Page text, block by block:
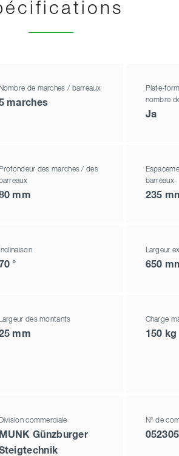
Nombre de marches / barreaux
marches
Plate-
nombre
Ja
Profondeur des marches / des
barreaux
mm
barreaux
235
Inclinaison
°
Largeur
650
Largeur des montants
mm
Charge
150 kg
Division commerciale
MUNK Günzburger
N° de
052305